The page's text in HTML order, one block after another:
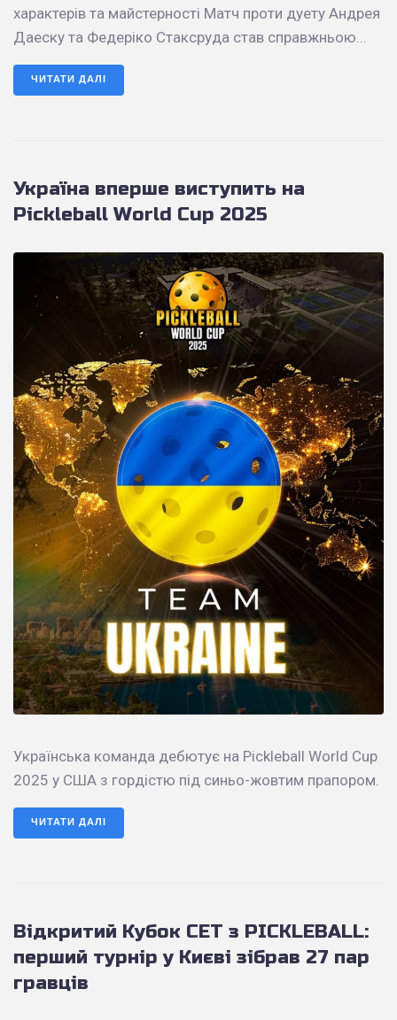
характерів та майстерності Матч проти дуету Андрея
Даеску та Федеріко Стаксруда став справжньою...
ЧИТАТИ ДАЛІ
Україна вперше виступить на
Pickleball World Cup 2025
Українська команда дебютує на Pickleball World Cup
2025 у США з гордістю під синьо-жовтим прапором.
ЧИТАТИ ДАЛІ
Відкритий Кубок СЕТ з PICKLEBALL:
перший турнір у Києві зібрав 27 пар
гравців